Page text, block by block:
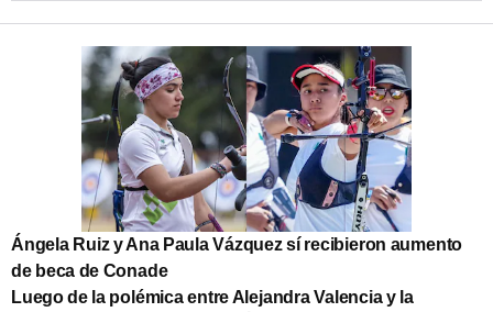
Ángela Ruiz y Ana Paula Vázquez sí recibieron aumento
de beca de Conade
Luego de la polémica entre Alejandra Valencia y la